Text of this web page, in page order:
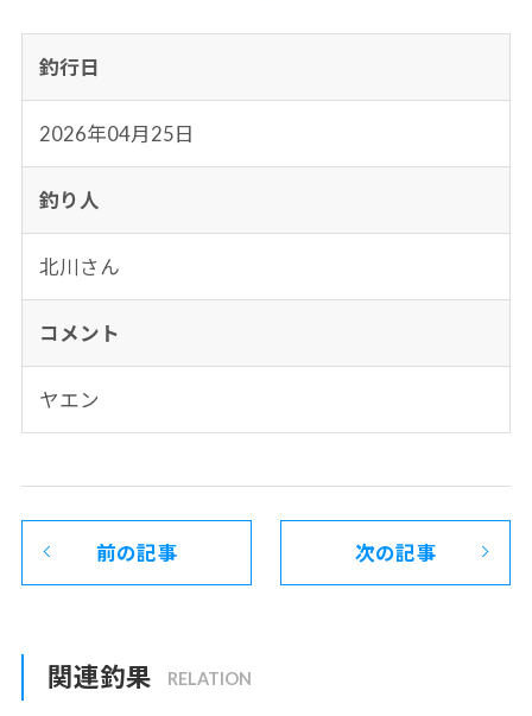
釣行日
2026年04月25日
釣り人
北川さん
コメント
ヤエン
前の記事 次の記事
関連釣果